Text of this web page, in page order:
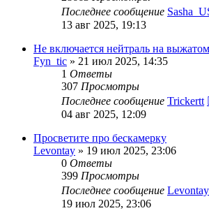
Последнее сообщение
13 авг 2025, 19:13
Не включается нейтраль на
Fyn_tic » 21 июл 2025, 14:35
1 Ответы
307 Просмотры
Последнее сообщение Trickertt
04 авг 2025, 12:09
Просветите про бескамерку
Levontay » 19 июл 2025, 23:06
0 Ответы
399 Просмотры
Последнее сообщение Levontay
19 июл 2025, 23:06